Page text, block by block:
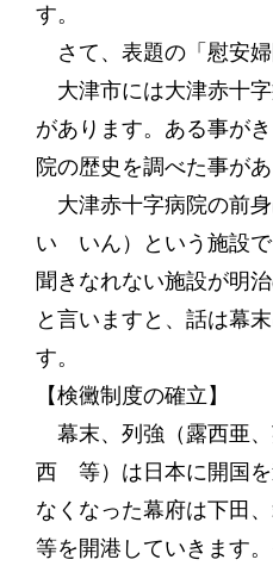
す。
さて、表題の「慰安婦
大津市には大津赤十
があります。ある事が
院の歴史を調べた事があ
大津赤十字病院の前
い いん）という施設
聞きなれない施設が明
と言いますと、話は幕
す。
【検黴制度の確立】
幕末、列強（露西亜
西 等）は日本に開国
なくなった幕府は下田
等を開港していきます